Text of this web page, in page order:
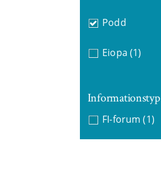
Podd
Eiopa (1)
Informationstyp
FI-forum (1)